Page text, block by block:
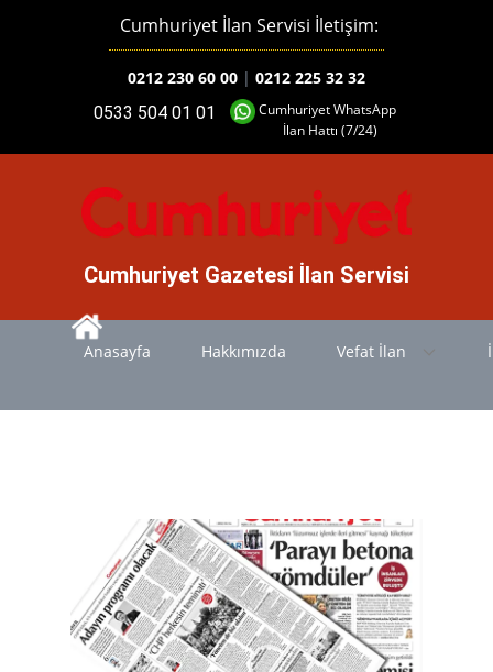
Cumhuriyet WhatsApp
İlan Hattı (7/24)
0533 504 01 01
Cumhuriyet İlan Servisi İletişim:
0212 230 60 00 | 0212 225 32 32
Cumhuriyet Gazetesi İlan Servisi
Anasayfa Hakkımızda Vefat İlan